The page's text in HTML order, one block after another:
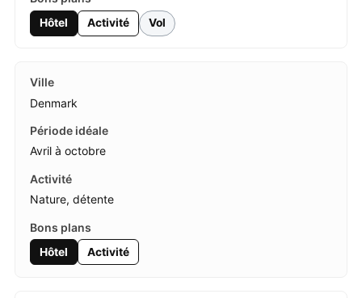
Hôtel Activité Vol
Denmark
Avril à octobre
Nature, détente
Hôtel Activité